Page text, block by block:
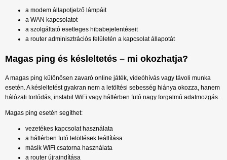
a modem állapotjelző lámpáit
a WAN kapcsolatot
a szolgáltató esetleges hibabejelentéseit
a router adminisztrációs felületén a kapcsolat állapotát
Magas ping és késleltetés – mi okozhatja?
A magas ping különösen zavaró online játék, videóhívás vagy távoli munka
esetén. A késleltetést gyakran nem a letöltési sebesség hiánya okozza, hanem
hálózati torlódás, instabil WiFi vagy háttérben futó nagy forgalmú adatmozgás.
Magas ping esetén segíthet:
vezetékes kapcsolat használata
a háttérben futó letöltések leállítása
másik WiFi csatorna használata
a router újraindítása